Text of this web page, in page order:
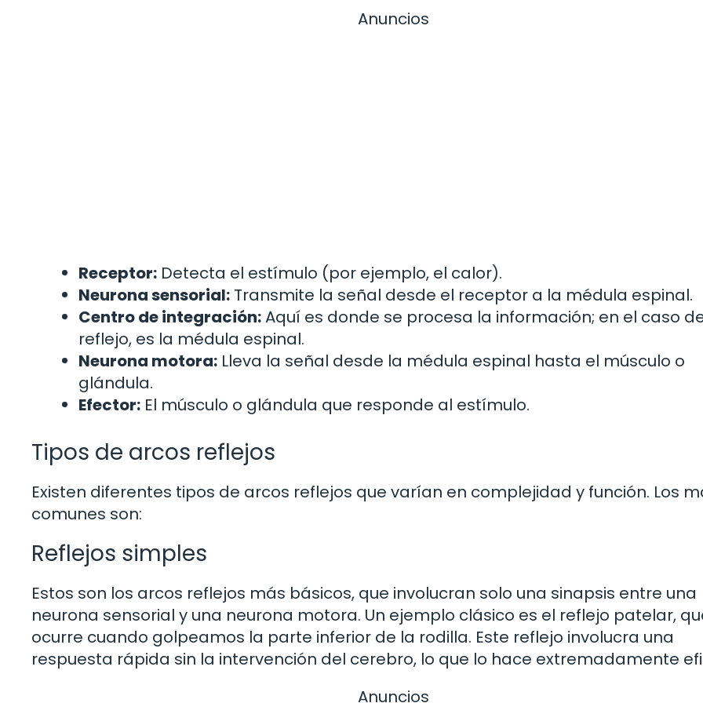
Anuncios
Receptor: Detecta el estímulo (por ejemplo, el calor).
Neurona sensorial: Transmite la señal desde el receptor a la médula espinal.
Centro de integración:Aquí es donde se procesa la información; en el caso
reflejo, es la médula espinal.
Neurona motora: Lleva la señal desde la médula espinal hasta el músculo o
glándula.
Efector: El músculo o glándula que responde al estímulo.
Tipos de arcos reflejos
Existen diferentes tipos de arcos reflejos que varían en complejidad y función. Los
comunes son:
Reflejos simples
Estos son los arcos reflejos más básicos, que involucran solo una sinapsis entre una
neurona sensorial y una neurona motora. Un ejemplo clásico es el reflejo patelar,
ocurre cuando golpeamos la parte inferior de la rodilla. Este reflejo involucra una
respuesta rápida sin la intervención del cerebro, lo que lo hace extremadamente
Anuncios